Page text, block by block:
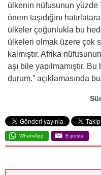
ülkenin nüfusunun yüzde
önem taşıdığını
ülkeler çoğunlukla bu
ülkeleri olmak üzere çok
kalmıştır. Afrika
aşı bile yapılmamıştır.
durum.” açıklamasında
WhatsApp E-posta